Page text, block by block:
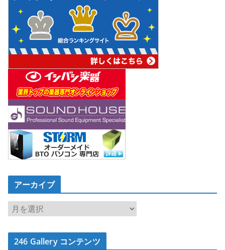
アーカイブ
ア
ー
カ
イ246 Gallery コンテンツ